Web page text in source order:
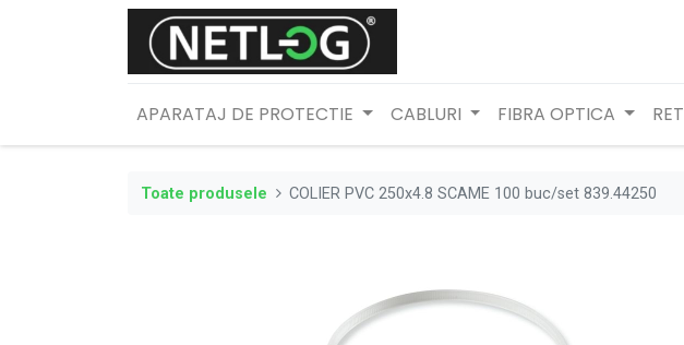
APARATAJ DE PROTECTIE CABLURI FIBRA OPTICA
Toate produsele COLIER PVC 250x4.8 SCAME 100 buc/set 839.44250